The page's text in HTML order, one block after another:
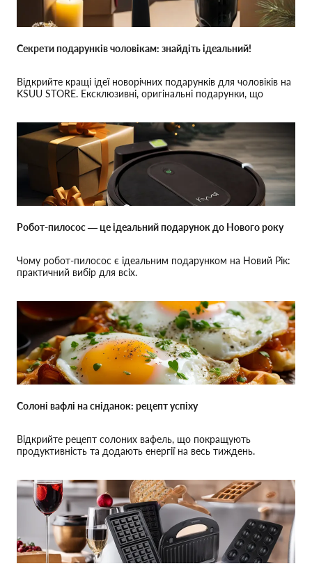
Секрети подарунків чоловікам: знайдіть ідеальний!
Відкрийте кращі ідеї новорічних подарунків для чоловіків на
KSUU STORE. Ексклюзивні, оригінальні подарунки, що
Робот-пилосос — це ідеальний подарунок до Нового року
Чому робот-пилосос є ідеальним подарунком на Новий Рік:
практичний вибір для всіх.
Солоні вафлі на сніданок: рецепт успіху
Відкрийте рецепт солоних вафель, що покращують
продуктивність та додають енергії на весь тиждень.